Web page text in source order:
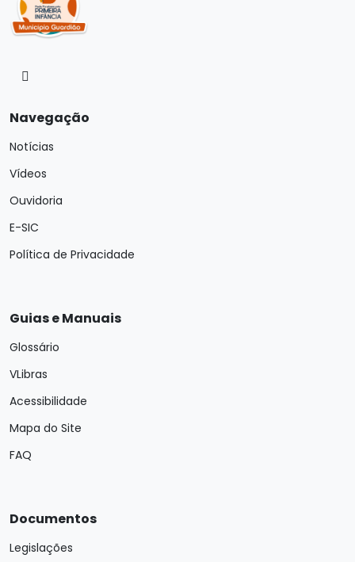
Navegação
Notícias
Vídeos
Ouvidoria
E-SIC
Política de Privacidade
Guias e Manuais
Glossário
VLibras
Acessibilidade
Mapa do Site
FAQ
Documentos
Legislações